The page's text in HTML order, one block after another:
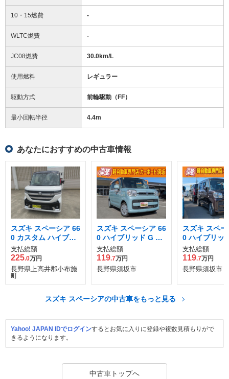
10・15燃費 -
WLTC燃費 -
JC08燃費 30.0km/L
使用燃料 レギュラー
駆動方式 前輪駆動（FF）
最小回転半径 4.4m
あなたにおすすめの中古車情報
スズキ スペーシア 66
0 カスタム ハイブリ
ッド XSターボ 4WD
支払総額
225.0万円
長野県上高井郡小布施
町
スズキ スペーシア 66
0 ハイブリッド G 衝
突被害軽減ブレーキ
非装着車 4WD
支払総額
119.7万円
長野県須坂市
スズキ スペ
0 ハイブリッ
D
支払総額
119.7万円
長野県須坂市
スズキ スペーシアの中古車をもっと見る
Yahoo! JAPAN IDでログインするとお気に入りに登録や複数見積もりがで
きるようになります。
中古車トップへ